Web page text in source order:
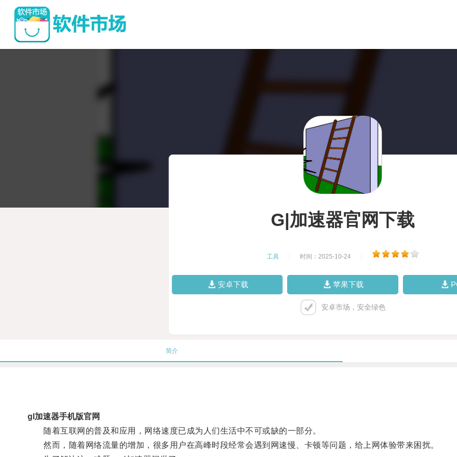
G|加速器官网下载
工具 时间：2025-10-24
安卓下载 苹果下载
安卓市场，安全绿色
简介
gl加速器手机版官网
随着互联网的普及和应用，网络速度已成为人们生活中不可或缺的一部分。
然而，随着网络流量的增加，很多用户在高峰时段经常会遇到网速慢、卡顿等问题，给上网体验带来困扰。